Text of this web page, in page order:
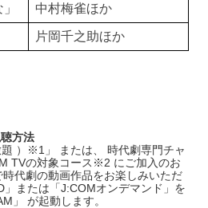
中村梅雀ほか
片岡千之助ほか
方法
題 ）※1」 または、 時代劇専門チャ
TVの対象コース※2 にご加入のお
代劇の動画作品をお楽しみいただ
」または「J:COMオンデマンド」を
」 が起動します。